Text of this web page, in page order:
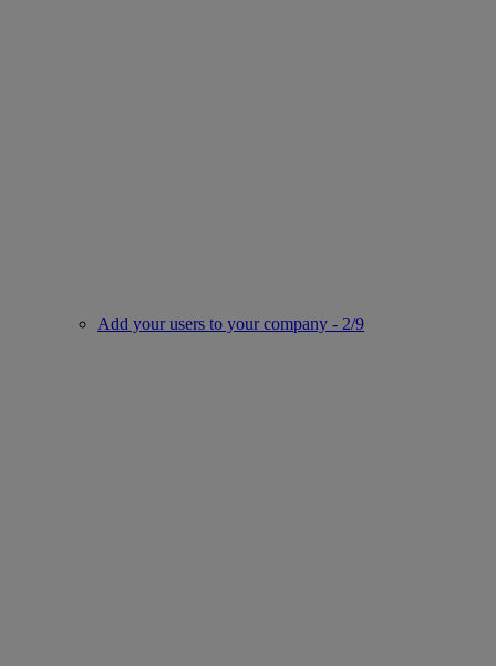
Add your users to your company - 2/9